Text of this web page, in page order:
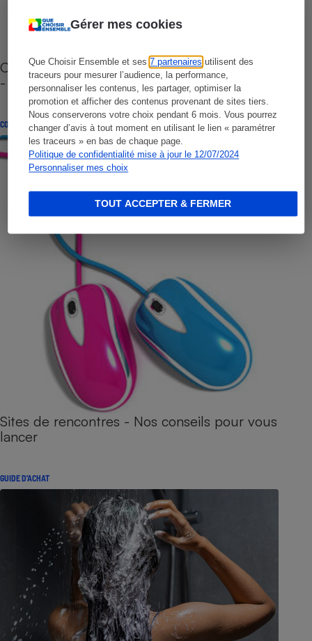
Gérer mes cookies
Que Choisir Ensemble et ses7 partenaires utilisent des
traceurs pour mesurer l’audience, la performance,
personnaliser les contenus, les partager, optimiser la
promotion et afficher des contenus provenant de sites tiers.
Nous conserverons votre choix pendant 6 mois. Vous pourrez
changer d’avis à tout moment en utilisant le lien « paramétrer
les traceurs » en bas de chaque page.
Politique de confidentialité mise à jour le 12/07/2024
Personnaliser mes choix
TOUT ACCEPTER & FERMER
Cafetière à capsules zéro déchet CoffeeB (vidéo)
- Premières impressions
CONSEILS
Sites de rencontres - Nos conseils pour vous
lancer
GUIDE D'ACHAT